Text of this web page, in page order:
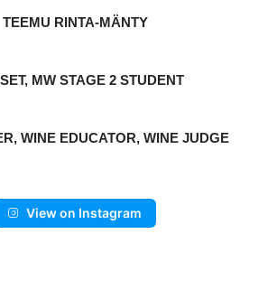
TEEMU RINTA-MÄNTY
MW STAGE 2 STUDENT
WINE EDUCATOR, WINE JUDGE
View on Instagram